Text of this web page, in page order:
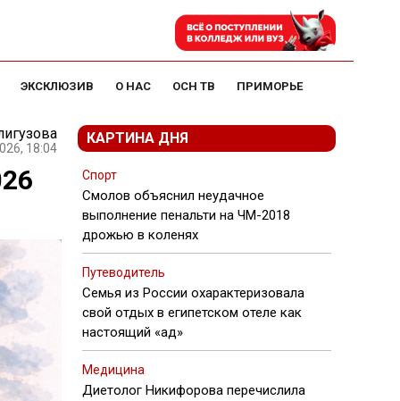
ЭКСКЛЮЗИВ О НАС ОСН ТВ ПРИМОРЬЕ
18:04
КАРТИНА ДНЯ
Спорт
Смолов объяснил неудачное
выполнение пенальти на ЧМ-2018
дрожью в коленях
Путеводитель
Семья из России охарактеризовала
свой отдых в египетском отеле как
настоящий «ад»
Медицина
Диетолог Никифорова перечислила